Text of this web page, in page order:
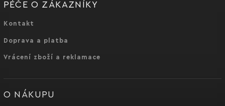
PÉČE O ZÁKAZNÍKY
Kontakt
Doprava a platba
Vrácení zboží a reklamace
O NÁKUPU